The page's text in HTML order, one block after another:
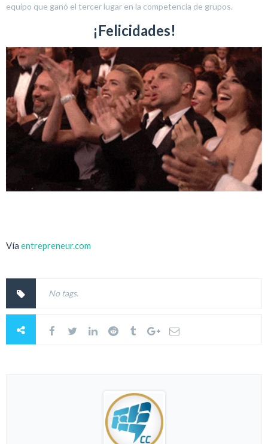
equipo que ganó el tercer lugar en la competencia de grupos.
¡Felicidades!
Vía entrepreneur.com
No tags.